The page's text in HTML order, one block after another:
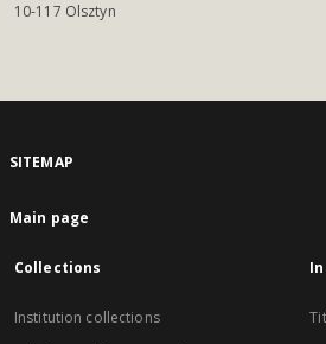
10-117 Olsztyn
SITEMAP
Main page
Collections
Institution collections